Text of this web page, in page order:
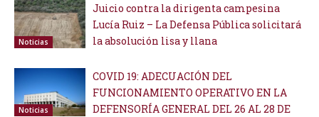
Noticias
Juicio contra la dirigenta campesina
Lucía Ruiz – La Defensa Pública solicitará
la absolución lisa y llana
Noticias
COVID 19: ADECUACIÓN DEL
FUNCIONAMIENTO OPERATIVO EN LA
DEFENSORÍA GENERAL DEL 26 AL 28 DE